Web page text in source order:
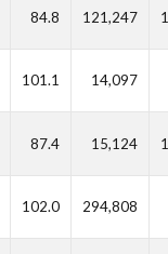
84.8 121,247
101.1 14,097
87.4 15,124
102.0 294,808